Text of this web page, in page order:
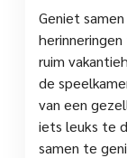
Geniet
ruim
de
van een
iets leuks te
samen te